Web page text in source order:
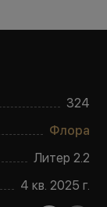
324
Флора
Литер 2.2
4 кв. 2025 г.